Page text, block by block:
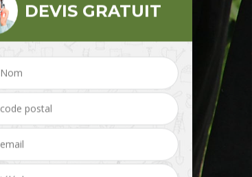
Pose et changement
grillage et clôture 45
Dessouchage arbre et
haie 45
DEVIS GRATUIT